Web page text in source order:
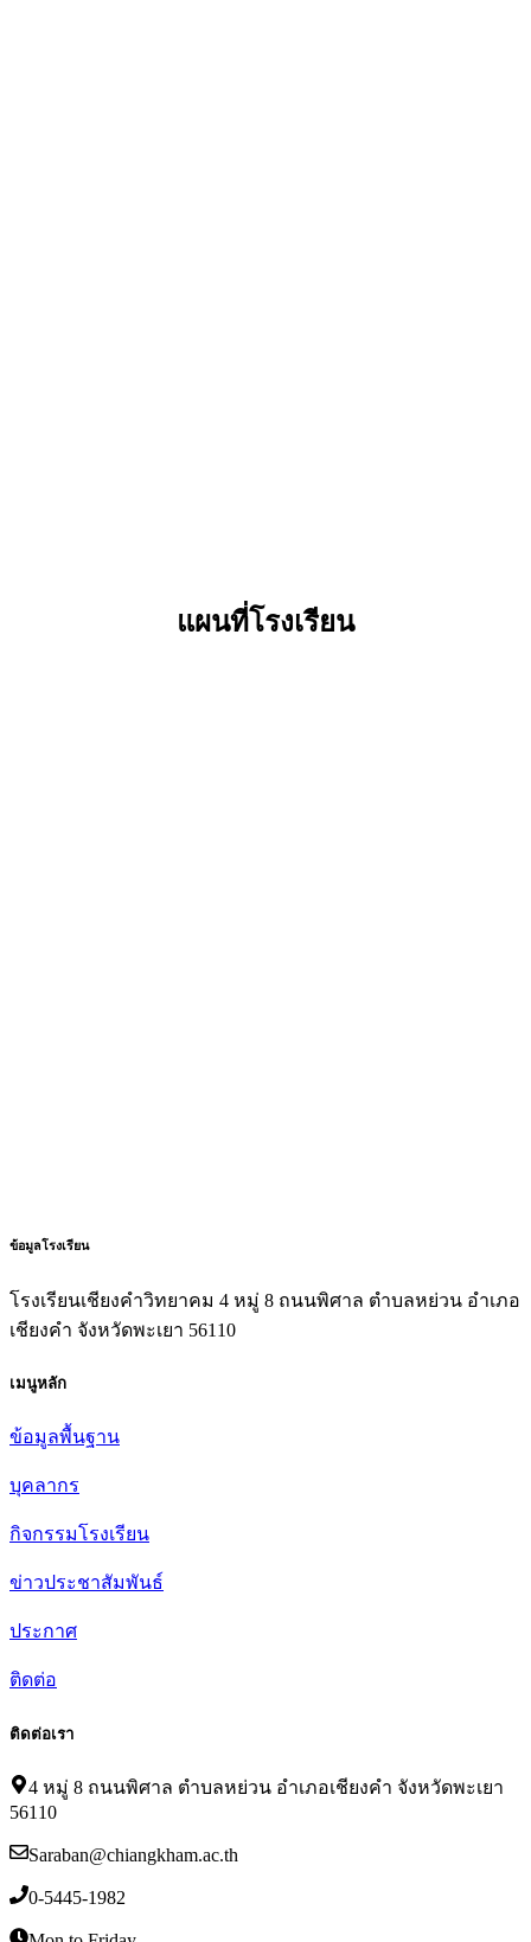
แผนที่โรงเรียน
ข้อมูลโรงเรียน
โรงเรียนเชียงคำวิทยาคม 4 หมู่ 8 ถนนพิศาล ตำบลหย่วน อำเภอ
เชียงคำ จังหวัดพะเยา 56110
เมนูหลัก
ข้อมูลพื้นฐาน
บุคลากร
กิจกรรมโรงเรียน
ข่าวประชาสัมพันธ์
ประกาศ
ติดต่อ
ติดต่อเรา
4 หมู่ 8 ถนนพิศาล ตำบลหย่วน อำเภอเชียงคำ จังหวัดพะเยา
56110
Saraban@chiangkham.ac.th
0-5445-1982